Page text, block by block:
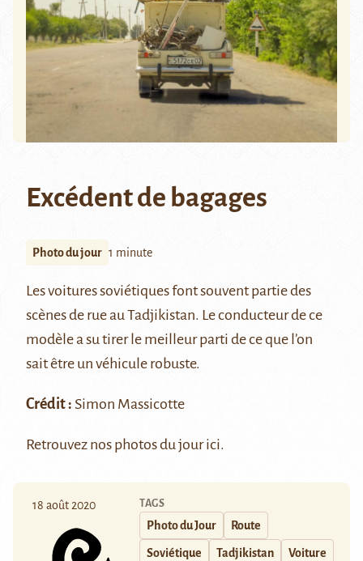
Excédent de bagages
Photo du jour 1 minute
Les voitures soviétiques font souvent partie des
scènes de rue au Tadjikistan. Le conducteur de ce
modèle a su tirer le meilleur parti de ce que l’on
sait être un véhicule robuste.
Crédit : Simon Massicotte
Retrouvez nos photos du jourici.
18 août 2020 TAGS
Photo du Jour Route
Soviétique Tadjikistan Voiture